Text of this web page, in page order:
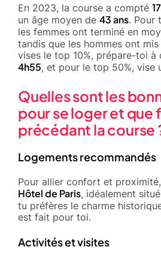
En 2023, la course a compté
un âge moyen de 43 ans. Pour
les femmes ont terminé en
tandis que les hommes ont
vises le top 10%, prépare-toi à
4h55, et pour le top 50%, vise
Quelles sont les
pour se loger et que
précédant la course
Logements recommandés
Pour allier confort et
Hôtel de Paris, idéalement
tu préfères le charme
est fait pour toi.
Activités et visites